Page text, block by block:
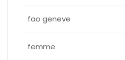
fao geneve
femme